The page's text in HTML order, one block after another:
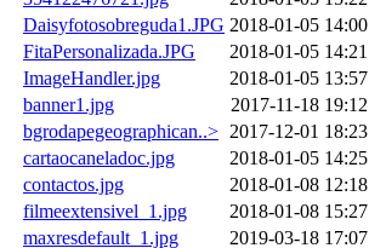
Daisyfotosobreguda1.JPG 2018-01-05 14:00
FitaPersonalizada.JPG
2018-01-05 14:21
ImageHandler.jpg
2018-01-05 13:57
banner1.jpg
2017-11-18 19:12
bgrodapegeographican..> 2017-12-01 18:23
cartaocaneladoc.jpg
2018-01-05 14:25
contactos.jpg
2018-01-08 12:18
filmeextensivel_1.jpg
2018-01-08 15:27
maxresdefault_1.jpg
2019-03-18 17:07